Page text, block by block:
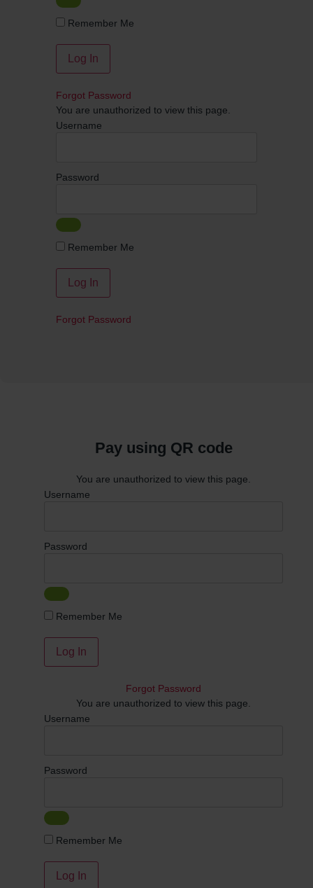
Remember Me
Forgot Password
You are unauthorized to view this page.
Username
Password
Remember Me
Forgot Password
Pay using QR code
You are unauthorized to view this page.
Username
Password
Remember Me
Forgot Password
You are unauthorized to view this page.
Username
Password
Remember Me